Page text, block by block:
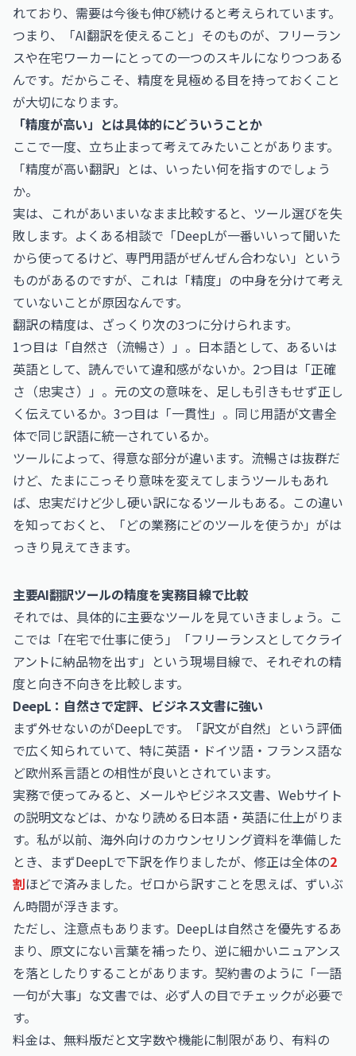
れており、需要は今後も伸び続けると考えられています。
つまり、「AI翻訳を使えること」そのものが、フリーラン
スや在宅ワーカーにとっての一つのスキルになりつつある
んです。だからこそ、精度を見極める目を持っておくこと
が大切になります。
「精度が高い」とは具体的にどういうことか
ここで一度、立ち止まって考えてみたいことがあります。
「精度が高い翻訳」とは、いったい何を指すのでしょう
か。
実は、これがあいまいなまま比較すると、ツール選びを失
敗します。よくある相談で「DeepLが一番いいって聞いた
から使ってるけど、専門用語がぜんぜん合わない」という
ものがあるのですが、これは「精度」の中身を分けて考え
ていないことが原因なんです。
翻訳の精度は、ざっくり次の3つに分けられます。
1つ目は「自然さ（流暢さ）」。日本語として、あるいは
英語として、読んでいて違和感がないか。2つ目は「正確
さ（忠実さ）」。元の文の意味を、足しも引きもせず正し
く伝えているか。3つ目は「一貫性」。同じ用語が文書全
体で同じ訳語に統一されているか。
ツールによって、得意な部分が違います。流暢さは抜群だ
けど、たまにこっそり意味を変えてしまうツールもあれ
ば、忠実だけど少し硬い訳になるツールもある。この違い
を知っておくと、「どの業務にどのツールを使うか」がは
っきり見えてきます。
主要AI翻訳ツールの精度を実務目線で比較
それでは、具体的に主要なツールを見ていきましょう。こ
こでは「在宅で仕事に使う」「フリーランスとしてクライ
アントに納品物を出す」という現場目線で、それぞれの精
度と向き不向きを比較します。
DeepL：自然さで定評、ビジネス文書に強い
まず外せないのがDeepLです。「訳文が自然」という評価
で広く知られていて、特に英語・ドイツ語・フランス語な
ど欧州系言語との相性が良いとされています。
実務で使ってみると、メールやビジネス文書、Webサイト
の説明文などは、かなり読める日本語・英語に仕上がりま
す。私が以前、海外向けのカウンセリング資料を準備した
とき、まずDeepLで下訳を作りましたが、修正は全体の2
割ほどで済みました。ゼロから訳すことを思えば、ずいぶ
ん時間が浮きます。
ただし、注意点もあります。DeepLは自然さを優先するあ
まり、原文にない言葉を補ったり、逆に細かいニュアンス
を落としたりすることがあります。契約書のように「一語
一句が大事」な文書では、必ず人の目でチェックが必要で
す。
料金は、無料版だと文字数や機能に制限があり、有料の